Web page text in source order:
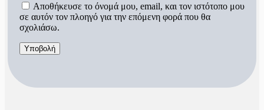
Αποθήκευσε το όνομά μου, email, και τον ιστότοπο μου
σε αυτόν τον πλοηγό για την επόμενη φορά που θα
σχολιάσω.